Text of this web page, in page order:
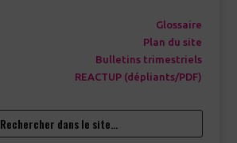
Glossaire
Plan du site
Bulletins trimestriels
REACTUP (dépliants/PDF)
Rechercher dans le site…